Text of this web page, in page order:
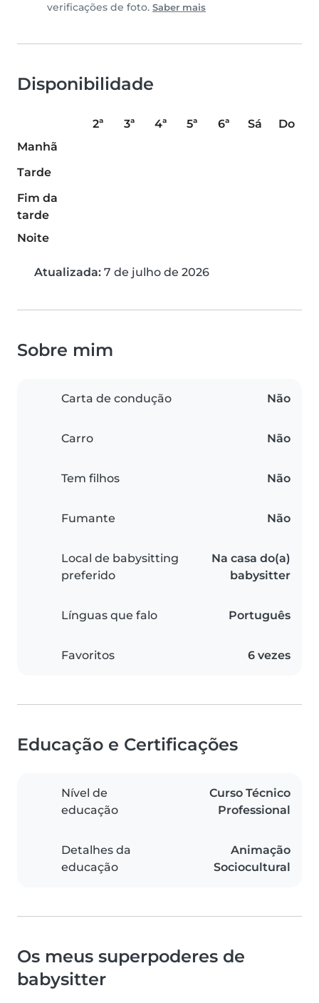
verificações de foto. Saber mais
Disponibilidade
2ª 3ª 4ª 5ª 6ª Sá
Do
Manhã
Tarde
Fim da
tarde
Noite
Atualizada: 7 de julho de 2026
Sobre mim
Carta de condução Não
Carro Não
Tem filhos Não
Fumante Não
Local de babysitting
preferido
Na casa do(a)
babysitter
Línguas que falo Português
Favoritos 6 vezes
Educação e Certificações
Nível de
educação
Curso Técnico
Professional
Detalhes da
educação
Animação
Sociocultural
Os meus superpoderes de
babysitter